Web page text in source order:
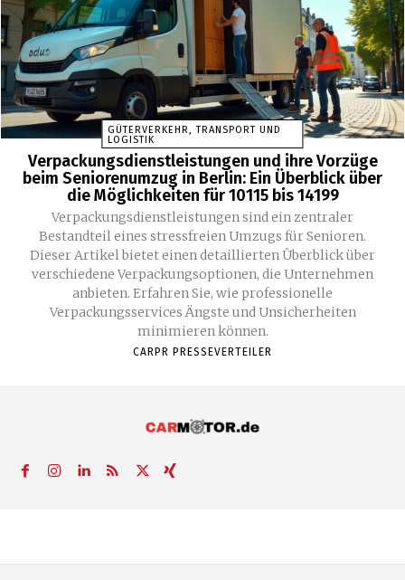
GÜTERVERKEHR, TRANSPORT UND
LOGISTIK
Verpackungsdienstleistungen und ihre Vorzüge
beim Seniorenumzug in Berlin: Ein Überblick über
die Möglichkeiten für 10115 bis 14199
Verpackungsdienstleistungen sind ein zentraler
Bestandteil eines stressfreien Umzugs für Senioren.
Dieser Artikel bietet einen detaillierten Überblick über
verschiedene Verpackungsoptionen, die Unternehmen
anbieten. Erfahren Sie, wie professionelle
Verpackungsservices Ängste und Unsicherheiten
minimieren können.
CARPR PRESSEVERTEILER